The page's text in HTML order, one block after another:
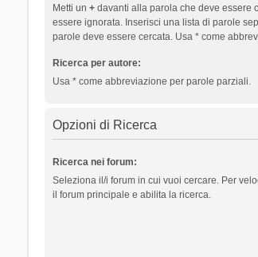
Metti un +davanti alla parola che deve essere
essere ignorata. Inserisci una lista di parole
parole deve essere cercata. Usa * come
Ricerca per autore:
Usa * come abbreviazione per parole parziali.
Opzioni di Ricerca
Ricerca nei forum:
Seleziona il/i forum in cui vuoi cercare. Per
il forum principale e abilita la ricerca.